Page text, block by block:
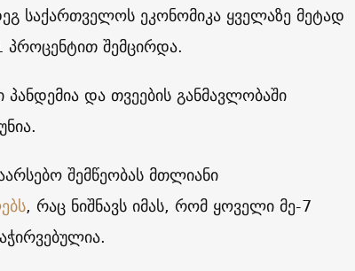
საქართველოს ეკონომიკა ყველაზე მეტად
შემცირდა.
პანდემია და თვეების განმავლობაში
შემწეობას მთლიანი
, რაც ნიშნავს იმას, რომ ყოველი მე-7